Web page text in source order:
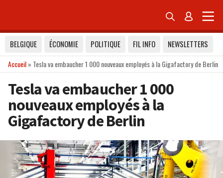
 
BELGIQUE ÉCONOMIE POLITIQUE FIL INFO
NEWSLETTERS
Accueil» Tesla va embaucher 1 000 nouveaux employés à la Gigafactory de Berlin
Tesla va embaucher 1 000
nouveaux employés à la
Gigafactory de Berlin